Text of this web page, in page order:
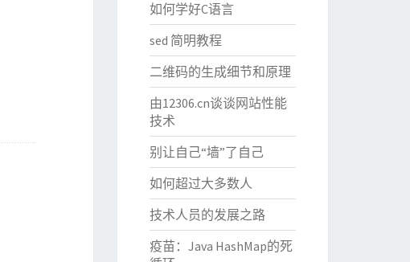
如何学好C语言
sed 简明教程
二维码的生成细节和原理
由12306.cn谈谈网站性能
技术
别让自己“墙”了自己
如何超过大多数人
技术人员的发展之路
疫苗：Java HashMap的死